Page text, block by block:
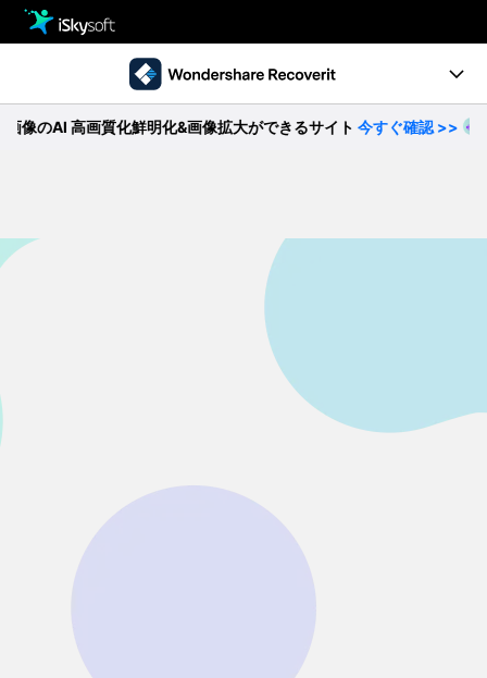
クリエイティビティ
製品活用事例
Ver10.0新機能
操作ガイド
• HDD復元
• OFFICE復元
• ビデオ修復・復元
高画質化鮮明化&画像拡大ができるサイト今すぐ確認 >> 【